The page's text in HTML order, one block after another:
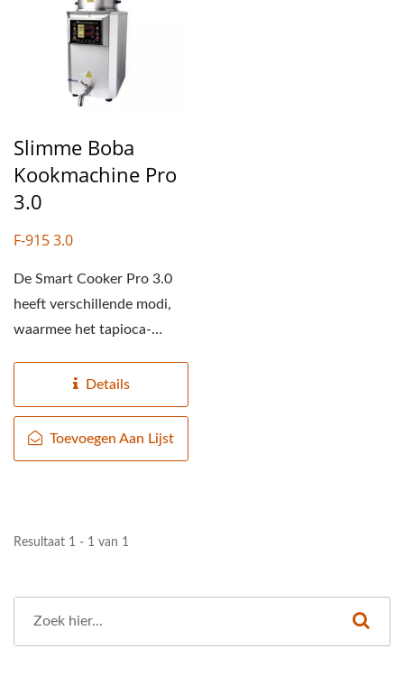
Slimme Boba
Kookmachine Pro
3.0
F-915 3.0
De Smart Cooker Pro 3.0
heeft verschillende modi,
waarmee het tapioca-
Details
Toevoegen Aan Lijst
Resultaat 1 - 1 van 1